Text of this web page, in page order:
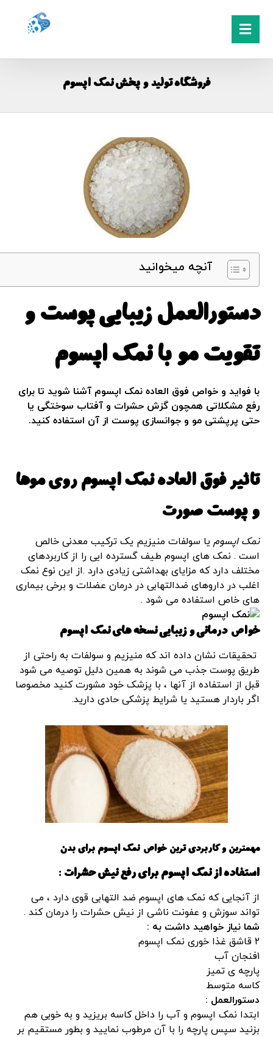
فروشگاه تولید و پخش نمک اپسوم
آنچه میخوانید
دستورالعمل زیبایی پوست و
تقویت مو بانمک اپسوم
با فواید و خواص فوق العاده نمک اپسوم آشنا شوید تا برای
رفع مشکلاتی همچون گزش حشرات و آفتاب سوختگی یا
حتی پرپشتی مو و جوانسازی پوست از آن استفاده کنید.
تاثیر فوق العادهنمک اپسومروی موها
وپوست صورت
نمک اپسوم یا سولفات منیزیم یک ترکیب معدنی خالص
است . نمک های اپسوم طیف گسترده ایی را از کاربردهای
مختلف دارد که مزایای بهداشتی زیادی دارد .از این نوع نمک
اغلب در داروهای ضدالتهابی در درمان عضلات و برخی بیماری
های خاص استفاده می شود .
خواص درمانی و زیبایی نسخه های نمک اپسوم
تحقیقات نشان داده اند که منیزیم و سولفات به راحتی از
طریق پوست جذب می شوند به همین دلیل توصیه می شود
قبل از استفاده از آنها ، با پزشک خود مشورت کنید مخصوصا
اگر باردار هستید یا شرایط پزشکی حادی دارید.
مهمترین و کاربردی ترین خواص نمک اپسوم برای بدن
استفاده از نمک اپسوم برای رفع نیش حشرات :
از آنجایی که نمک های اپسوم ضد التهابی قوی دارد ، می
تواند سوزش و عفونت ناشی از نیش حشرات را درمان کند .
شما نیاز خواهید داشت به :
۲ قاشق غذا خوری نمک اپسوم
۱فنجان آب
پارچه ی تمیز
کاسه متوسط
دستورالعمل :
ابتدا نمک اپسوم و آب را داخل کاسه بریزید و به خوبی هم
بزنید سپس پارچه را با آن مرطوب نمایید و بطور مستقیم بر